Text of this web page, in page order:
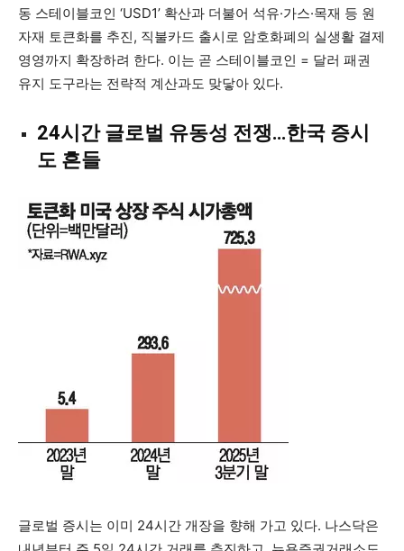
동 스테이블코인 ‘USD1’ 확산과 더불어 석유·가스·목재 등 원
자재 토큰화를 추진, 직불카드 출시로 암호화폐의 실생활 결제
영영까지 확장하려 한다. 이는 곧 스테이블코인 = 달러 패권
유지 도구라는 전략적 계산과도 맞닿아 있다.
24시간 글로벌 유동성 전쟁…한국 증시
도 흔들
글로벌 증시는 이미 24시간 개장을 향해 가고 있다. 나스닥은